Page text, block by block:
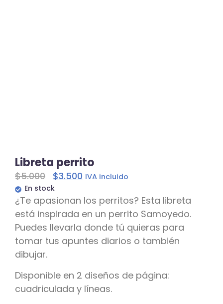
Libreta perrito
$5.000 $3.500 IVA incluido
En stock
¿Te apasionan los perritos? Esta libreta
está inspirada en un perrito Samoyedo.
Puedes llevarla donde tú quieras para
tomar tus apuntes diarios o también
dibujar.
Disponible en 2 diseños de página:
cuadriculada y líneas.